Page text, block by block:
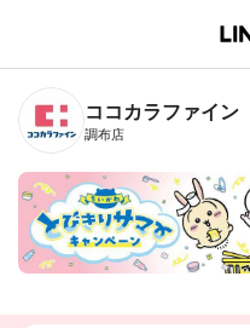
B
n
T
ココカラファイン
調布店